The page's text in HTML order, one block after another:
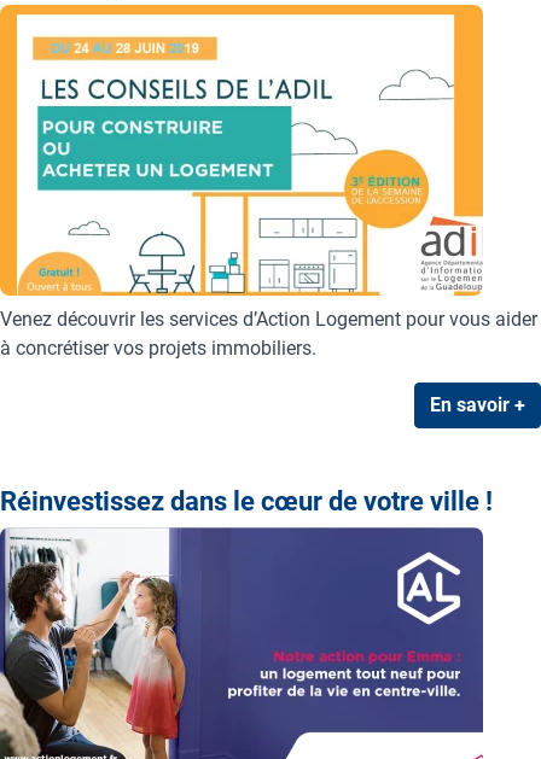
Venez découvrir les services d’Action Logement pour vous aider
à concrétiser vos projets immobiliers.
En savoir +
Réinvestissez dans le cœur de votre ville !